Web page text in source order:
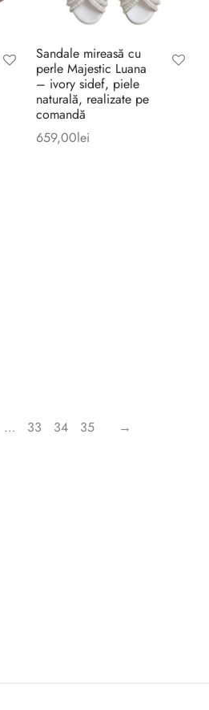
Sandale mireasă cu
perle Majestic Luana
– ivory sidef, piele
naturală, realizate pe
comandă
659,00lei
… 33 34 35 →